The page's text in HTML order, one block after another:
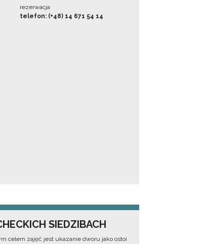
rezerwacja
telefon: (+48) 14 671 54 14
SIEDZIBACH
celem zajęć jest ukazanie dworu jako ostoi